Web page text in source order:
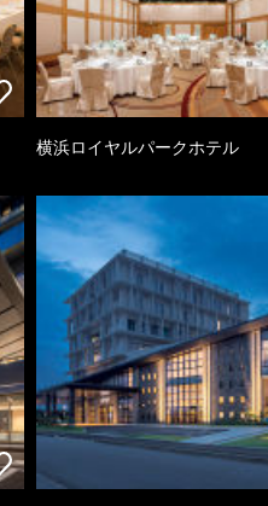
横浜ロイヤルパークホテル